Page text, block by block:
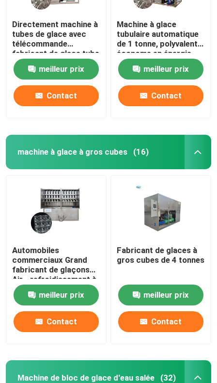
Directement machine à
tubes de glace avec
télécommande
fabricant de glace tube
haute vitesse
meilleur prix
Contact
Machine à glace
tubulaire automatique
de 1 tonne, polyvalente,
économe en énergie,
fabricante de glace
tubulairemeilleur prix
Contact
machine à glace à gros cubes (16)
Automobiles
commerciaux Grand
fabricant de glaçons
Air - refroidissement à
haut rendement
meilleur prix
Contact
Fabricant de glaces à
gros cubes de 4 tonnes
meilleur prix
Contact
Machine de bloc de glace d'eau salée (32)